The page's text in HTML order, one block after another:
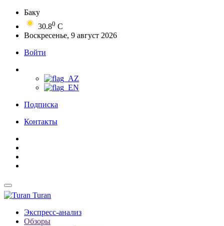
Баку
30.80 C
Воскресенье, 9 август 2026
Войти
Подписка
Контакты
Turan
Экспресс-анализ
Обзоры